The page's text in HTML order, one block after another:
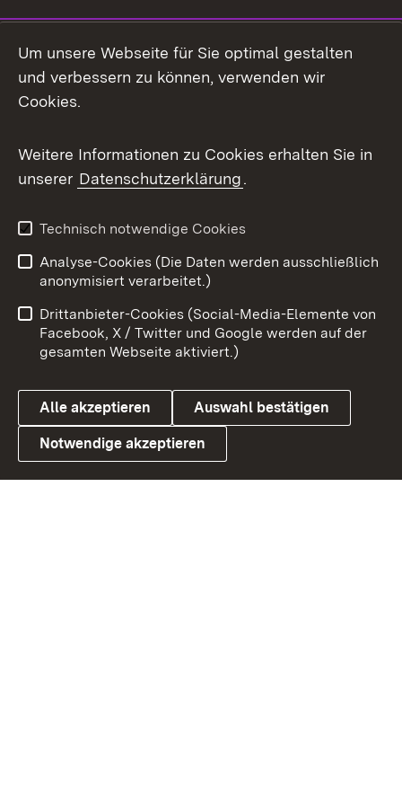
Facebook
X / Twitter
Youtube
Link zum Landesportal
Impressum
Kontakt
Barrierefreiheit
Datenschutz
Cookies
Um unsere Webseite für Sie optimal gestalten
und verbessern zu können, verwenden wir
Cookies.
Weitere Informationen zu Cookies erhalten Sie in
unserer Datenschutzerklärung.
Technisch notwendige Cookies
Analyse-Cookies (Die Daten werden ausschließlich
anonymisiert verarbeitet.)
Drittanbieter-Cookies (Social-Media-Elemente von
Facebook, X / Twitter und Google werden auf der
gesamten Webseite aktiviert.)
Alle akzeptieren Auswahl bestätigen
Notwendige akzeptieren